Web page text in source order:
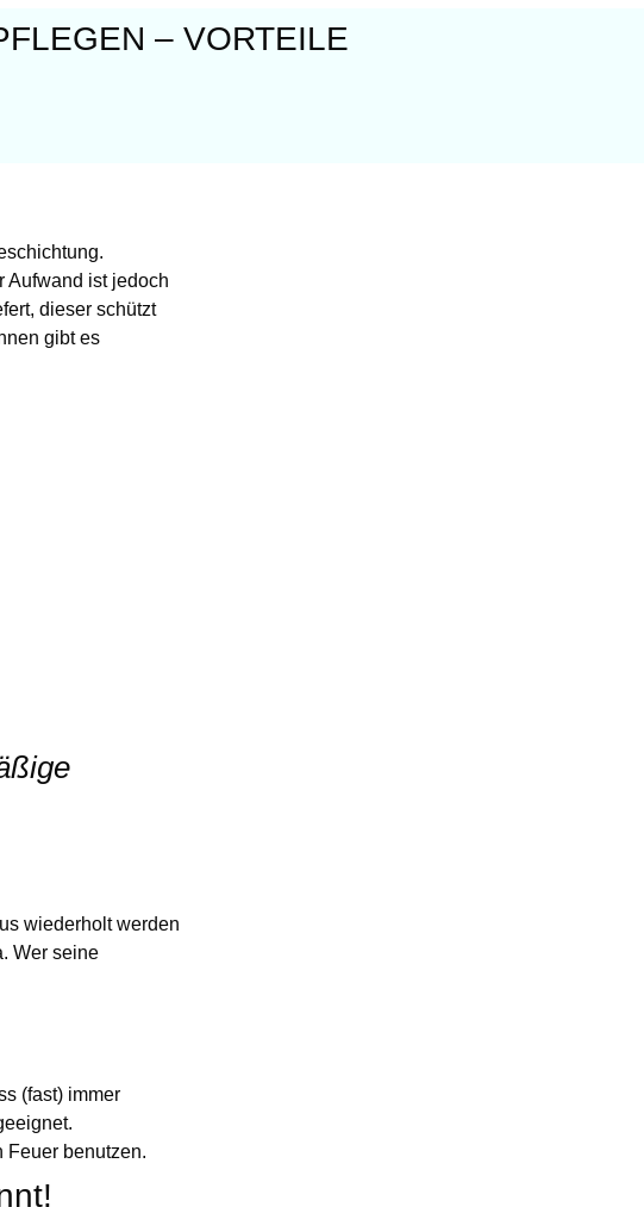
– VORTEILE
Aufwand ist jedoch
dieser schützt
gibt es
wiederholt werden
Wer seine
(fast) immer
Feuer benutzen.